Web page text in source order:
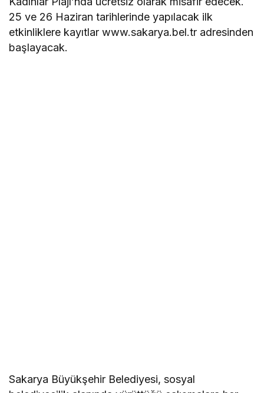
25 ve 26 Haziran tarihlerinde yapılacak ilk
etkinliklere kayıtlar www.sakarya.bel.tr adresinden
başlayacak.
Sakarya Büyükşehir Belediyesi, sosyal